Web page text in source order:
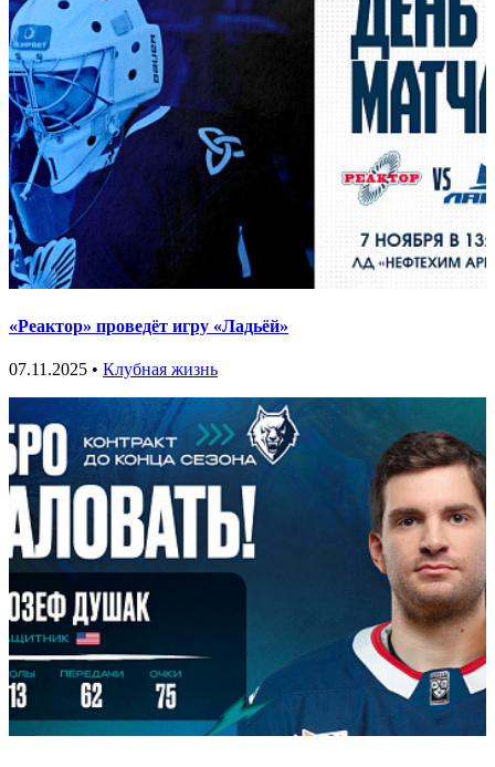
«Реактор» проведёт игру «Ладьёй»
07.11.2025 • Клубная жизнь